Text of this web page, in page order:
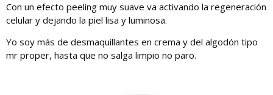
Con un efecto peeling muy suave va activando la regeneración
celular y dejando la piel lisa y luminosa.
Yo soy más de desmaquillantes en crema y del algodón tipo
mr proper, hasta que no salga limpio no paro.